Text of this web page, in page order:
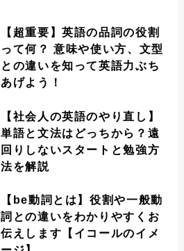
【超重要】英語の品詞の役割
って何？ 意味や使い方、文型
との違いを知って英語力ぶち
あげよう！
【社会人の英語のやり直し】
単語と文法はどっちから？遠
回りしないスタートと勉強方
法を解説
【be動詞とは】役割や一般動
詞との違いをわかりやすくお
伝えします【イコールのイメ